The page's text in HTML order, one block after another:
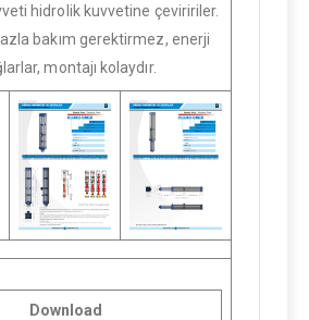
hidrolik kuvvetine çeviririler.
bakım gerektirmez, enerji
montajı kolaydır.
Download